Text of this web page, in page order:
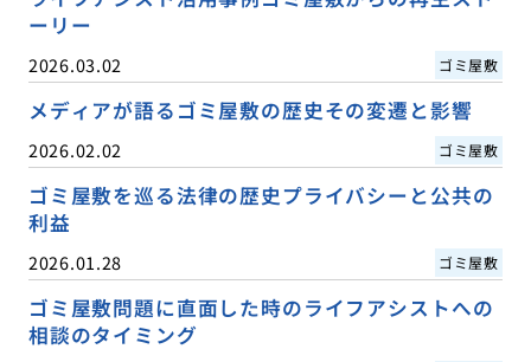
ーリー
2026.03.02 ゴミ屋敷
メディアが語るゴミ屋敷の歴史その変遷と影響
2026.02.02 ゴミ屋敷
ゴミ屋敷を巡る法律の歴史プライバシーと公共の
利益
2026.01.28 ゴミ屋敷
ゴミ屋敷問題に直面した時のライフアシストへの
相談のタイミング